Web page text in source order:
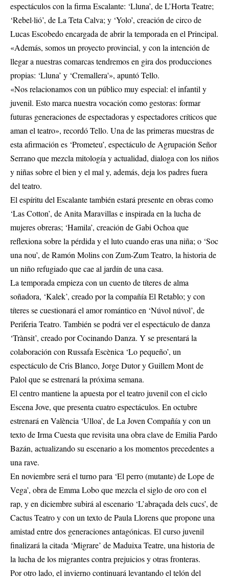
espectáculos con la firma Escalante: ‘Lluna’, de L’Horta Teatre;
‘Rebel·lió’, de La Teta Calva; y ‘Yolo’, creación de circo de
Lucas Escobedo encargada de abrir la temporada en el Principal.
«Además, somos un proyecto provincial, y con la intención de
llegar a nuestras comarcas tendremos en gira dos producciones
propias: ‘Lluna’ y ‘Cremallera'», apuntó Tello.
«Nos relacionamos con un público muy especial: el infantil y
juvenil. Esto marca nuestra vocación como gestoras: formar
futuras generaciones de espectadoras y espectadores críticos que
aman el teatro», recordó Tello. Una de las primeras muestras de
esta afirmación es ‘Prometeu’, espectáculo de Agrupación Señor
Serrano que mezcla mitología y actualidad, dialoga con los niños
y niñas sobre el bien y el mal y, además, deja los padres fuera
del teatro.
El espíritu del Escalante también estará presente en obras como
‘Las Cotton’, de Anita Maravillas e inspirada en la lucha de
mujeres obreras; ‘Hamila’, creación de Gabi Ochoa que
reflexiona sobre la pérdida y el luto cuando eras una niña; o ‘Soc
una nou’, de Ramón Molins con Zum-Zum Teatro, la historia de
un niño refugiado que cae al jardín de una casa.
La temporada empieza con un cuento de títeres de alma
soñadora, ‘Kalek’, creado por la compañía El Retablo; y con
títeres se cuestionará el amor romántico en ‘Núvol núvol’, de
Periferia Teatro. También se podrá ver el espectáculo de danza
‘Trànsit’, creado por Cocinando Danza. Y se presentará la
colaboración con Russafa Escènica ‘Lo pequeño’, un
espectáculo de Cris Blanco, Jorge Dutor y Guillem Mont de
Palol que se estrenará la próxima semana.
El centro mantiene la apuesta por el teatro juvenil con el ciclo
Escena Jove, que presenta cuatro espectáculos. En octubre
estrenará en València ‘Ulloa’, de La Joven Compañía y con un
texto de Irma Cuesta que revisita una obra clave de Emilia Pardo
Bazán, actualizando su escenario a los momentos precedentes a
una rave.
En noviembre será el turno para ‘El perro (mutante) de Lope de
Vega’, obra de Emma Lobo que mezcla el siglo de oro con el
rap, y en diciembre subirá al escenario ‘L’abraçada dels cucs’, de
Cactus Teatro y con un texto de Paula Llorens que propone una
amistad entre dos generaciones antagónicas. El curso juvenil
finalizará la citada ‘Migrare’ de Maduixa Teatre, una historia de
la lucha de los migrantes contra prejuicios y otras fronteras.
Por otro lado, el invierno continuará levantando el telón del